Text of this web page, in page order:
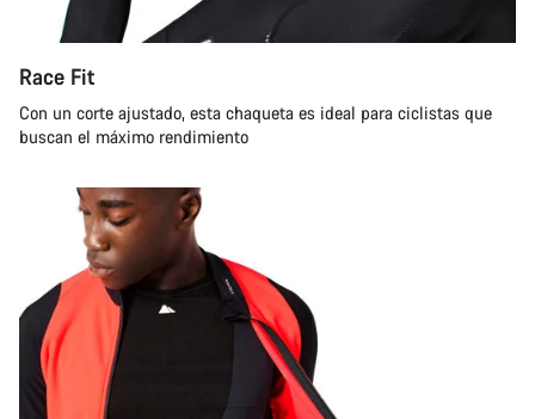
Race Fit
Con un corte ajustado, esta chaqueta es ideal para ciclistas que
buscan el máximo rendimiento